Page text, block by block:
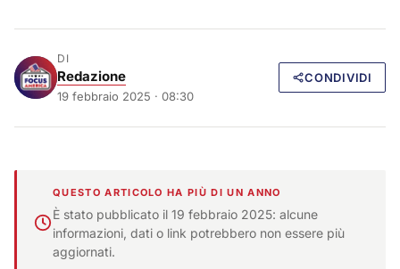
DI
Redazione
19 febbraio 2025 · 08:30
CONDIVIDI
QUESTO ARTICOLO HA PIÙ DI UN ANNO
È stato pubblicato il 19 febbraio 2025: alcune
informazioni, dati o link potrebbero non essere più
aggiornati.